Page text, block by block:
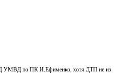
УМВД по ПК И.Ефименко, хотя ДТП не из